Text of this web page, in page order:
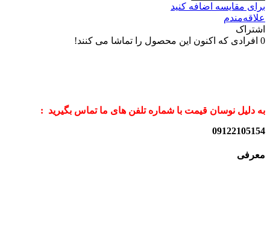
برای مقایسه اضافه کنید
علاقه‌مندم
اشتراک
0 افرادی که اکنون این محصول را تماشا می کنند!
به دلیل نوسان قیمت با شماره تلفن های ما تماس بگیرید :
09122105154
معرفی